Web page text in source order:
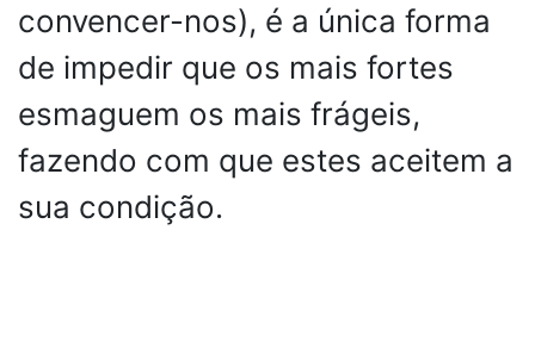
convencer-nos), é a única forma
de impedir que os mais fortes
esmaguem os mais frágeis,
fazendo com que estes aceitem a
sua condição.